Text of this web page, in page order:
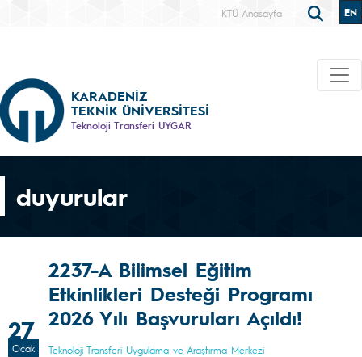
KTÜ Anasayfa EN
KARADENİZ
TEKNİK ÜNİVERSİTESİ
Teknoloji Transferi UYGAR
duyurular
27
Ocak
2237-A Bilimsel Eğitim
Etkinlikleri Desteği Programı
2026 Yılı Başvuruları Açıldı!
Teknoloji Transferi Uygulama ve Araştırma Merkezi